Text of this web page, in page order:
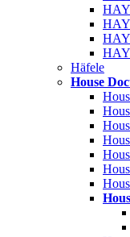
HAY
HAY
HAY
Häfele
House